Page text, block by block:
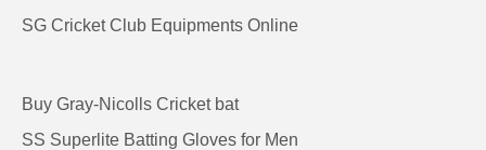
SG Cricket Club Equipments Online
Buy Gray-Nicolls Cricket bat
SS Superlite Batting Gloves for Men